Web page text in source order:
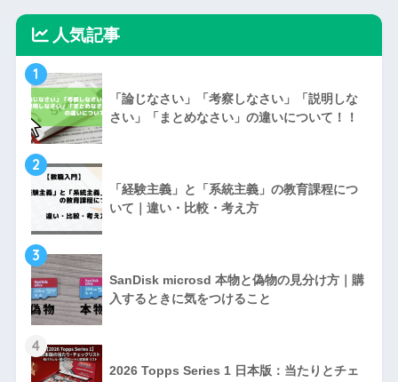
人気記事
1
「論じなさい」「考察しなさい」「説明しな
さい」「まとめなさい」の違いについて！！
2
「経験主義」と「系統主義」の教育課程につ
いて｜違い・比較・考え方
3
SanDisk microsd 本物と偽物の見分け方｜購
入するときに気をつけること
4
2026 Topps Series 1 日本版：当たりとチェ